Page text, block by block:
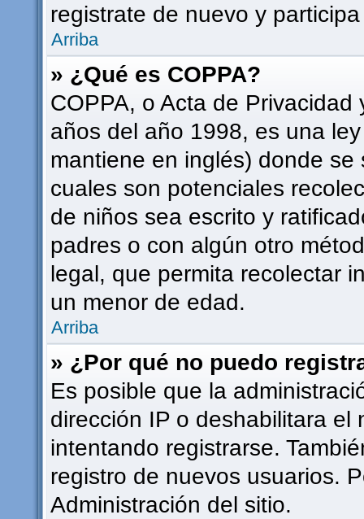
registrate de nuevo y
Arriba
» ¿Qué es COPPA?
COPPA, o Acta de
años del año 1998, es una
mantiene en inglés) donde
cuales son potenciales
de niños sea escrito y
padres o con algún otro
legal, que permita recolectar
un menor de edad.
Arriba
» ¿Por qué no puedo
Es posible que la
dirección IP o deshabilitara
intentando registrarse.
registro de nuevos usuarios.
Administración del sitio.